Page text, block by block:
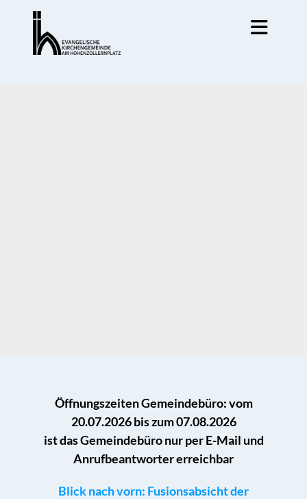
Öffnungszeiten Gemeindebüro: vom
20.07.2026 bis zum 07.08.2026
ist das Gemeindebüro nur per E-Mail und
Anrufbeantworter erreichbar
Blick nach vorn: Fusionsabsicht der